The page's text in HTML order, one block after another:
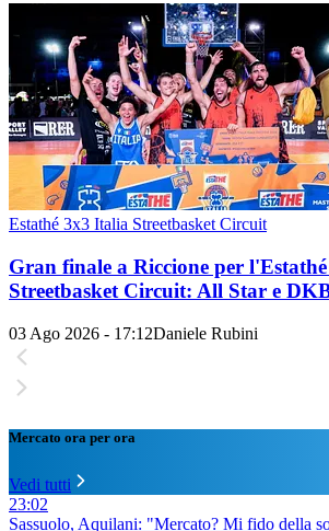
Estathé 3x3 Italia Streetbasket Circuit
Gran finale a Riccione per
Streetbasket Circuit: All Star e
03 Ago 2026 - 17:12Daniele Rubini
Mercato ora per ora
Vedi tutti
23:02
Sassuolo, Aquilani: "Mercato? Mi fido della